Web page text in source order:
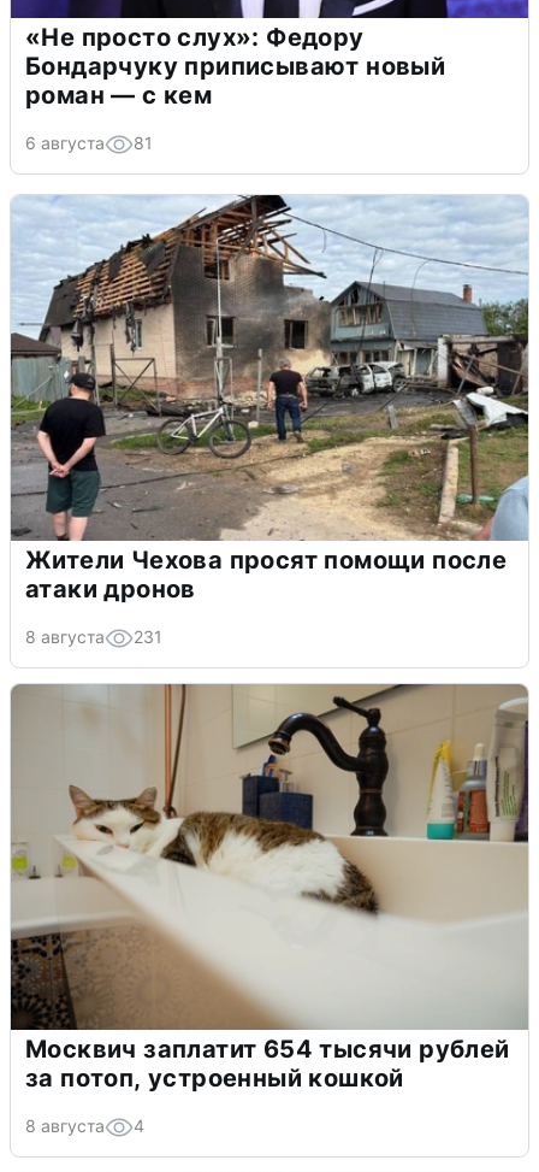
«Не просто слух»: Федору
Бондарчуку приписывают новый
роман — с кем
6 августа 81
Жители Чехова просят помощи после
атаки дронов
8 августа 231
Москвич заплатит 654 тысячи рублей
за потоп, устроенный кошкой
8 августа 4